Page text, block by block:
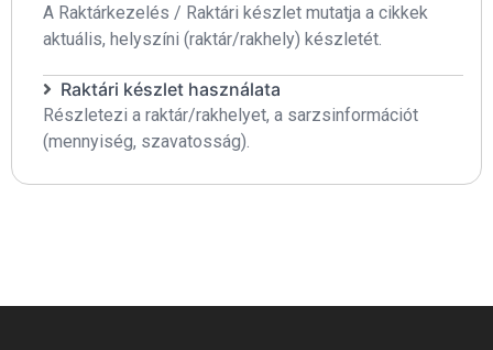
A Raktárkezelés / Raktári készlet mutatja a cikkek
aktuális, helyszíni (raktár/rakhely) készletét.
Raktári készlet használata
Részletezi a raktár/rakhelyet, a sarzsinformációt
(mennyiség, szavatosság).